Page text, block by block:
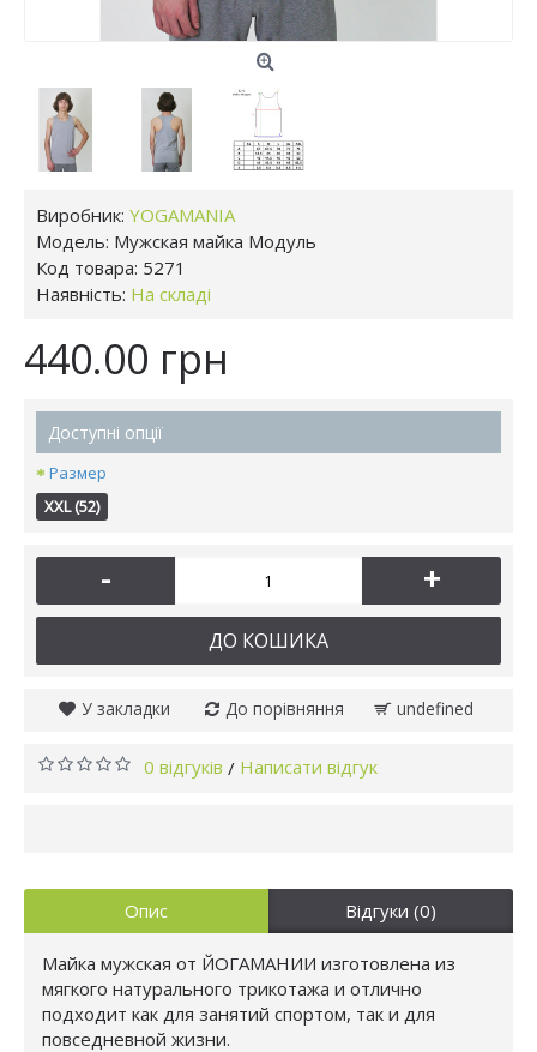
Виробник: YOGAMANIA
Модель: Мужская майка Модуль
Код товара: 5271
Наявність: На складі
440.00 грн
Доступні опції
Размер
XXL (52)
- +
ДО КОШИКА
У закладки До порівняння undefined
0 відгуків / Написати відгук
Опис Відгуки (0)
Майка мужская от ЙОГАМАНИИ изготовлена из
мягкого натурального трикотажа и отлично
подходит как для занятий спортом, так и для
повседневной жизни.